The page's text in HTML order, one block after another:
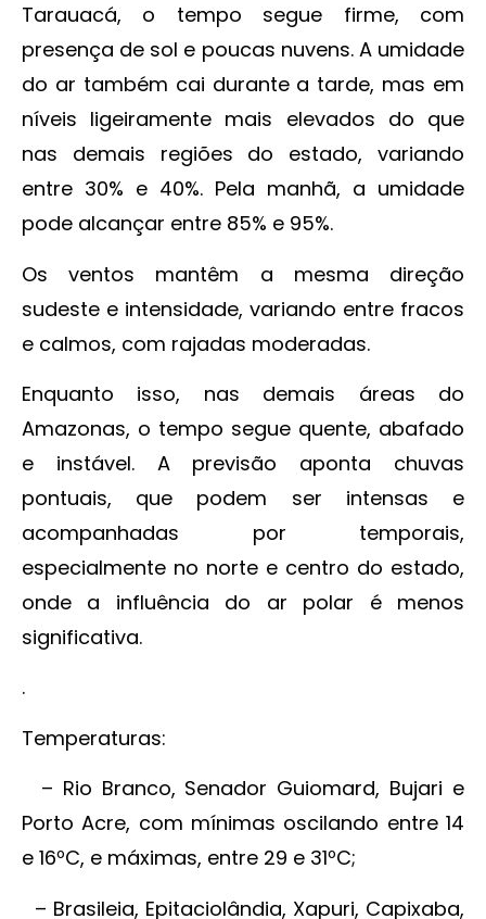
Tarauacá, o tempo segue firme, com
presença de sol e poucas nuvens. A umidade
do ar também cai durante a tarde, mas em
níveis ligeiramente mais elevados do que
nas demais regiões do estado, variando
entre 30% e 40%. Pela manhã, a umidade
pode alcançar entre 85% e 95%.
Os ventos mantêm a mesma direção
sudeste e intensidade, variando entre fracos
e calmos, com rajadas moderadas.
Enquanto isso, nas demais áreas do
Amazonas, o tempo segue quente, abafado
e instável. A previsão aponta chuvas
pontuais, que podem ser intensas e
acompanhadas por temporais,
especialmente no norte e centro do estado,
onde a influência do ar polar é menos
significativa.
.
Temperaturas:
– Rio Branco, Senador Guiomard, Bujari e
Porto Acre, com mínimas oscilando entre 14
e 16ºC, e máximas, entre 29 e 31ºC;
– Brasileia, Epitaciolândia, Xapuri, Capixaba,